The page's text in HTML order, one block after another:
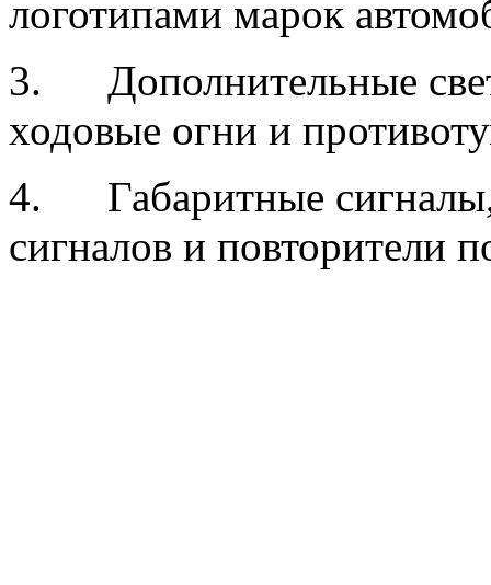
логотипами марок
3. Дополнительные
ходовые огни и
4. Габаритные сигналы,
сигналов и повторители